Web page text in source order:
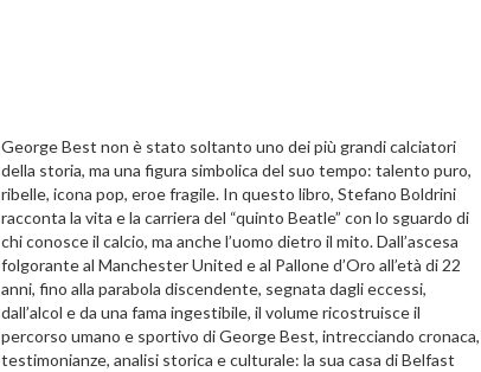
George Best non è stato soltanto uno dei più grandi calciatori
della storia, ma una figura simbolica del suo tempo: talento puro,
ribelle, icona pop, eroe fragile. In questo libro, Stefano Boldrini
racconta la vita e la carriera del “quinto Beatle” con lo sguardo di
chi conosce il calcio, ma anche l’uomo dietro il mito. Dall’ascesa
folgorante al Manchester United e al Pallone d’Oro all’età di 22
anni, fino alla parabola discendente, segnata dagli eccessi,
dall’alcol e da una fama ingestibile, il volume ricostruisce il
percorso umano e sportivo di George Best, intrecciando cronaca,
testimonianze, analisi storica e culturale: la sua casa di Belfast